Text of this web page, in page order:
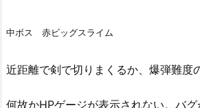
中ボス 赤ビッグスライム
近距離で剣で切りまくるか、爆弾難度
何故かHPゲージが表示されない。バ